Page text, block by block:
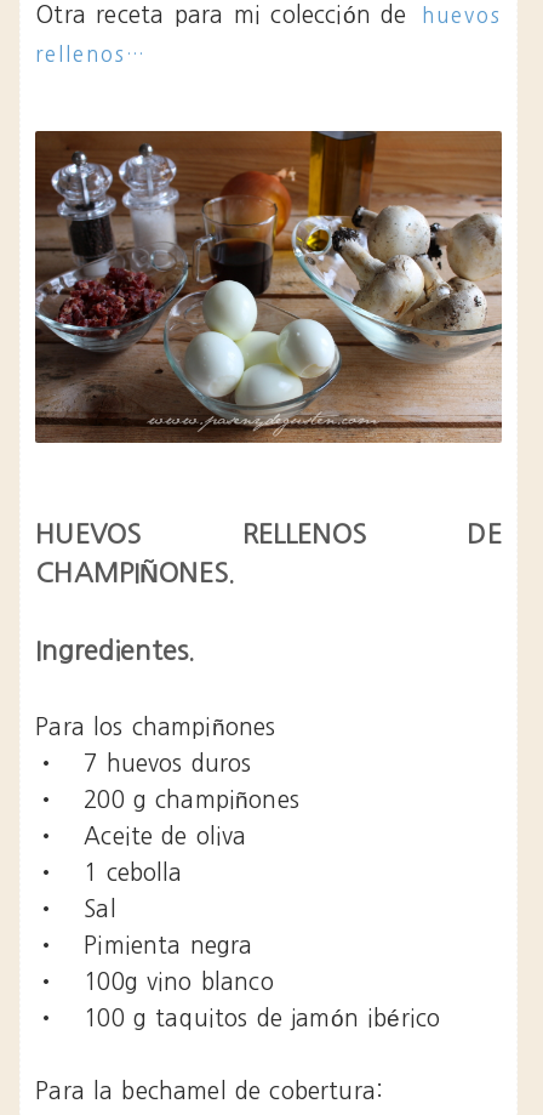
Otra receta para mi colección de huevos
rellenos…
HUEVOS RELLENOS DE
CHAMPIÑONES.
Ingredientes.
Para los champiñones
•
7 huevos duros
•
200 g champiñones
•
Aceite de oliva
•
1 cebolla
•
Sal
•
Pimienta negra
•
100g vino blanco
•
100 g taquitos de jamón ibérico
Para la bechamel de cobertura: